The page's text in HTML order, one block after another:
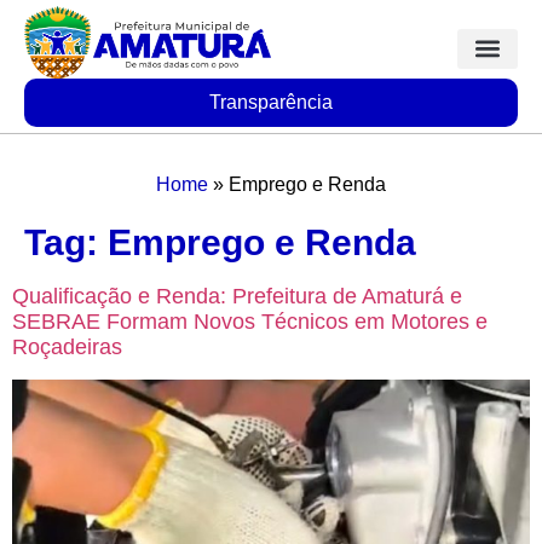
Transparência
Home » Emprego e Renda
Tag: Emprego e Renda
Qualificação e Renda: Prefeitura de Amaturá e
SEBRAE Formam Novos Técnicos em Motores e
Roçadeiras